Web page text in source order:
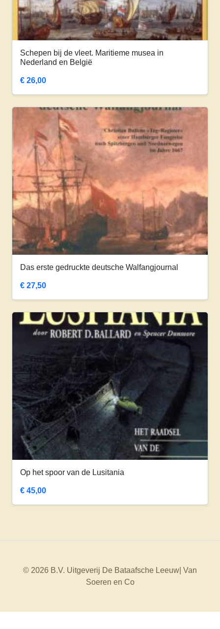
Schepen bij de vleet. Maritieme musea in
Nederland en België
€ 26,00
Das erste gedruckte deutsche Walfangjournal
€ 27,50
Op het spoor van de Lusitania
€ 45,00
© 2026 B.V. Uitgeverij De Bataafsche Leeuw| Van
Soeren en Co